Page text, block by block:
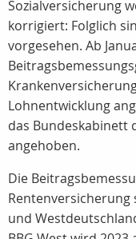
Sozialversicherung
korrigiert: Folglich
vorgesehen. Ab
Lohnentwicklung
das Bundeskabinett
angehoben.
Die
und